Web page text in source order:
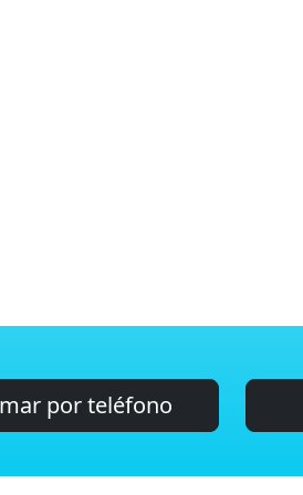
por teléfono